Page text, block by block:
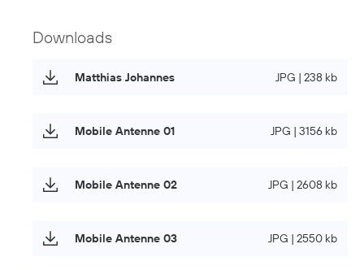
Downloads
Matthias Johannes JPG | 238 kb
Mobile Antenne 01 JPG | 3156 kb
Mobile Antenne 02 JPG | 2608 kb
Mobile Antenne 03 JPG | 2550 kb